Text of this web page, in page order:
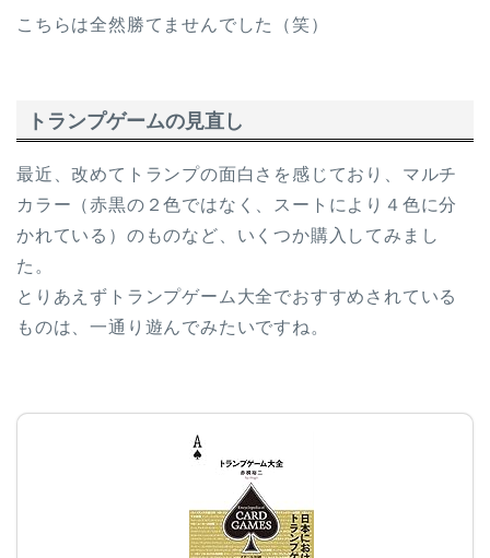
こちらは全然勝てませんでした（笑）
トランプゲームの見直し
最近、改めてトランプの面白さを感じており、マルチ
カラー（赤黒の２色ではなく、スートにより４色に分
かれている）のものなど、いくつか購入してみまし
た。
とりあえずトランプゲーム大全でおすすめされている
ものは、一通り遊んでみたいですね。